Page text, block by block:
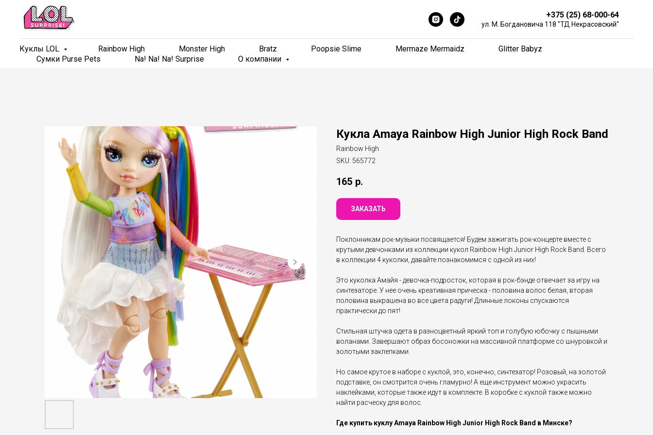
+375 (25) 68-000-64
ул. М. Богдановича 118 "ТД Некрасовский"
Куклы LOL Rainbow High Monster High Bratz Poopsie Slime Mermaze Mermaidz
Glitter Babyz
Сумки Purse Pets
Na! Na! Na! Surprise О компании
+375 (25) 68-000-64
ул. М. Богдановича 118 "ТД Некрасовский"
Куклы LOL Rainbow High Monster High Bratz Poopsie Slime Mermaze Mermaidz
Glitter Babyz
Сумки Purse Pets
Na! Na! Na! Surprise О компании
Кукла Amaya Rainbow High Junior High Rock Band
Rainbow High
SKU: 565772
165 р.
ЗАКАЗАТЬ
Поклонникам рок-музыки посвящается! Будем зажигать рок-концерте вместе с
крутыми девчонками из коллекции кукол Rainbow High Junior High Rock Band. Всего
в коллекции 4 куколки, давайте познакомимся с одной из них!
Это куколка Амайя - девочка-подросток, которая в рок-бэнде отвечает за игру на
синтезаторе. У нее очень креативная прическа - половина волос белая, вторая
половина выкрашена во все цвета радуги! Длинные локоны спускаются
практически до пят!
Стильная штучка одета в разноцветный яркий топ и голубую юбочку с пышными
воланами. Завершают образ босоножки на массивной платформе со шнуровкой и
золотыми заклепками.
Но самое крутое в наборе с куклой, это, конечно, синтезатор! Розовый, на золотой
подставке, он смотрится очень гламурно! А еще инструмент можно украсить
наклейками, которые также идут в комплекте. В коробке с куклой также можно
найти расческу для волос.
Где купить куклу Amaya Rainbow High Junior High Rock Band в Минске?